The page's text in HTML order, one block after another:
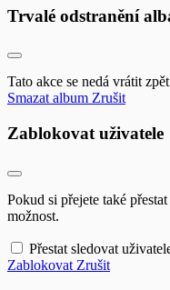
Trvalé odstranění
Tato akce se nedá vrátit
Smazat album Zrušit
Zablokovat uživatele
Pokud si přejete také
možnost.
Přestat sledovat
Zablokovat Zrušit